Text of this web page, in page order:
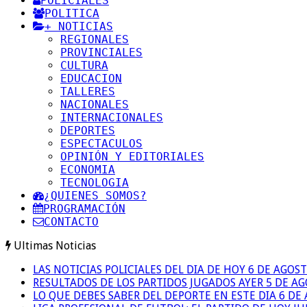
POLITICA
+ NOTICIAS
REGIONALES
PROVINCIALES
CULTURA
EDUCACION
TALLERES
NACIONALES
INTERNACIONALES
DEPORTES
ESPECTACULOS
OPINIÓN Y EDITORIALES
ECONOMIA
TECNOLOGIA
¿QUIENES SOMOS?
PROGRAMACIÓN
CONTACTO
Ultimas Noticias
LAS NOTICIAS POLICIALES DEL DIA DE HOY 6 DE
RESULTADOS DE LOS PARTIDOS JUGADOS AYER 5 DE
LO QUE DEBES SABER DEL DEPORTE EN ESTE DIA 6 DE